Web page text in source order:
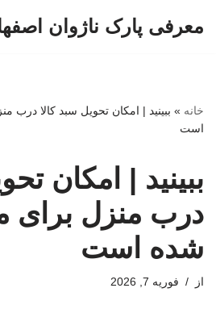
معرفی پارک ناژوان
خانه » ببینید | امکان تحویل سبد کالا درب
است
ببینید | امکان
درب منزل برای
شده است
از فوریه 7, 2026